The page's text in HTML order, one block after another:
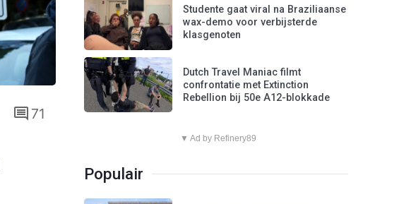
71
Studente gaat viral na Braziliaanse
wax-demo voor verbijsterde
klasgenoten
Dutch Travel Maniac filmt
confrontatie met Extinction
Rebellion bij 50e A12-blokkade
▼ Ad by Refinery89
Populair